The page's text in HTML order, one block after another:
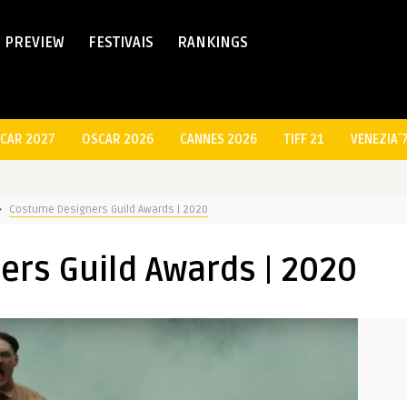
PREVIEW FESTIVAIS RANKINGS
2027 OSCAR 2026 CANNES 2026 TIFF 21
Costume Designers Guild Awards | 2020
Guild Awards | 2020